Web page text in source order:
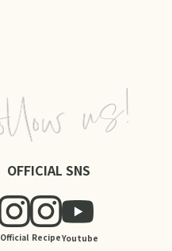
OFFICIAL SNS
Official RecipeYoutube